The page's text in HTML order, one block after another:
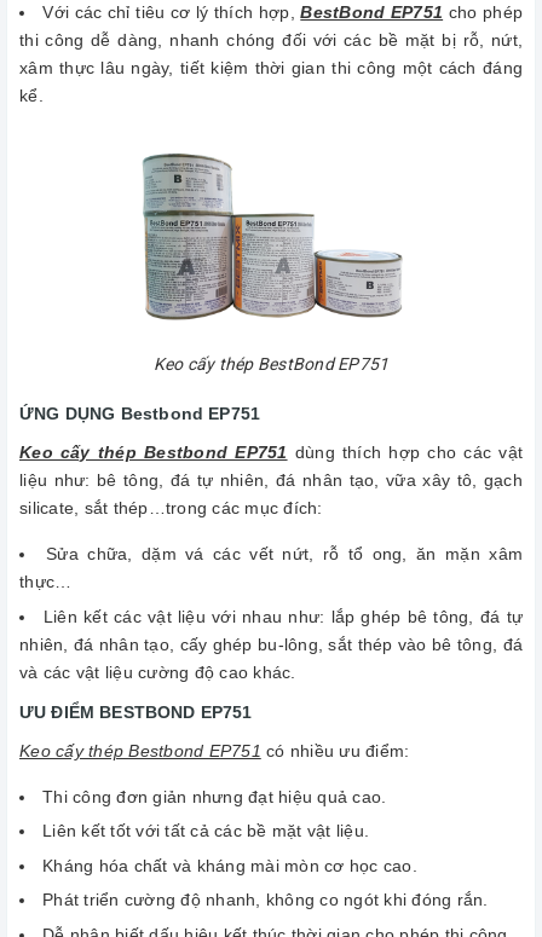
Với các chỉ tiêu cơ lý thích hợp,BestBond EP751 cho phép
thi công dễ dàng, nhanh chóng đối với các bề mặt bị rỗ, nứt,
xâm thực lâu ngày, tiết kiệm thời gian thi công một cách đáng
kể.
Keo cấy thép BestBond EP751
ỨNG DỤNG Bestbond EP751
Keo cấy thép Bestbond EP751 dùng thích hợp cho các vật
liệu như: bê tông, đá tự nhiên, đá nhân tạo, vữa xây tô, gạch
silicate, sắt thép…trong các mục đích:
Sửa chữa, dặm vá các vết nứt, rỗ tổ ong, ăn mặn xâm
thực…
Liên kết các vật liệu với nhau như: lắp ghép bê tông, đá tự
nhiên, đá nhân tạo, cấy ghép bu-lông, sắt thép vào bê tông, đá
và các vật liệu cường độ cao khác.
ƯU ĐIỂM BESTBOND EP751
Keo cấy thép Bestbond EP751 có nhiều ưu điểm:
Thi công đơn giản nhưng đạt hiệu quả cao.
Liên kết tốt với tất cả các bề mặt vật liệu.
Kháng hóa chất và kháng mài mòn cơ học cao.
Phát triển cường độ nhanh, không co ngót khi đóng rắn.